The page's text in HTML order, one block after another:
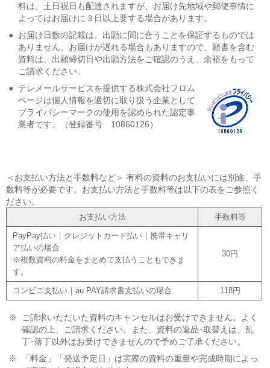
料は、土日祝日も配達されますが、お届け先地域や郵便事情に
よってはお届けに３日以上要する場合があります。
● お届け日数の記載は、出願に間に合うことを保証するものでは
ありません。お届けが遅れる場合もありますので、願書を含む
資料は、出願締切日や出願方法をご確認のうえ、余裕をもって
ご請求ください。
● テレメールサービスを提供する株式会社フロム
ページは個人情報を適切に取り扱う企業として
プライバシーマークの使用を認められた認定事
業者です。（登録番号 10860126）
＜お支払い方法と手数料など＞ 有料の資料のお支払いには別途、手
数料等が必要です。お支払い方法と手数料等は以下の表をご参照く
ださい。
お支払い方法 手数料等
PayPay払い｜クレジットカード払い｜携帯キャリ
ア払いの場合
※複数資料の料金をまとめて支払うこともできま
す。
30円
コンビニ支払い｜au PAY請求書支払いの場合 118円
※
ご請求いただいた資料のキャンセルはお受けできません。よく
確認の上、ご請求ください。また、資料の返品･取替えは、乱
丁･落丁以外はお受けできませんので予めご了承ください。
※
「料金」「発送予定日」は実際の資料の重量や完成時期によっ